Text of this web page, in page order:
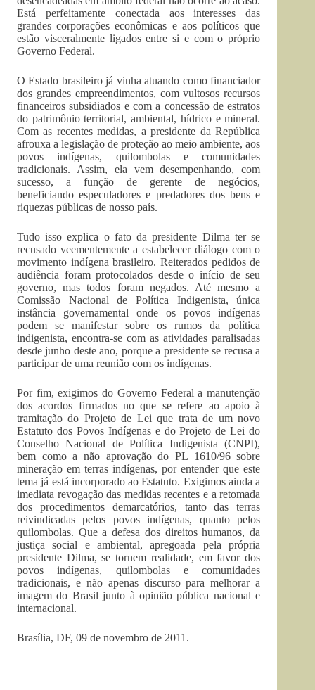
Está perfeitamente conectada aos interesses das
grandes corporações econômicas e aos políticos que
estão visceralmente ligados entre si e com o próprio
Governo Federal.
O Estado brasileiro já vinha atuando como financiador
dos grandes empreendimentos, com vultosos recursos
financeiros subsidiados e com a concessão de estratos
do patrimônio territorial, ambiental, hídrico e mineral.
Com as recentes medidas, a presidente da República
afrouxa a legislação de proteção ao meio ambiente, aos
povos indígenas, quilombolas e comunidades
tradicionais. Assim, ela vem desempenhando, com
sucesso, a função de gerente de negócios,
beneficiando especuladores e predadores dos bens e
riquezas públicas de nosso país.
Tudo isso explica o fato da presidente Dilma ter se
recusado veementemente a estabelecer diálogo com o
movimento indígena brasileiro. Reiterados pedidos de
audiência foram protocolados desde o início de seu
governo, mas todos foram negados. Até mesmo a
Comissão Nacional de Política Indigenista, única
instância governamental onde os povos indígenas
podem se manifestar sobre os rumos da política
indigenista, encontra-se com as atividades paralisadas
desde junho deste ano, porque a presidente se recusa a
participar de uma reunião com os indígenas.
Por fim, exigimos do Governo Federal a manutenção
dos acordos firmados no que se refere ao apoio à
tramitação do Projeto de Lei que trata de um novo
Estatuto dos Povos Indígenas e do Projeto de Lei do
Conselho Nacional de Política Indigenista (CNPI),
bem como a não aprovação do PL 1610/96 sobre
mineração em terras indígenas, por entender que este
tema já está incorporado ao Estatuto. Exigimos ainda a
imediata revogação das medidas recentes e a retomada
dos procedimentos demarcatórios, tanto das terras
reivindicadas pelos povos indígenas, quanto pelos
quilombolas. Que a defesa dos direitos humanos, da
justiça social e ambiental, apregoada pela própria
presidente Dilma, se tornem realidade, em favor dos
povos indígenas, quilombolas e comunidades
tradicionais, e não apenas discurso para melhorar a
imagem do Brasil junto à opinião pública nacional e
internacional.
Brasília, DF, 09 de novembro de 2011.